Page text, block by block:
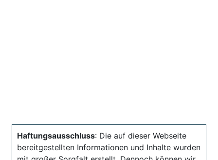
Haftungsausschluss: Die auf dieser Webseite
bereitgestellten Informationen und Inhalte wurden